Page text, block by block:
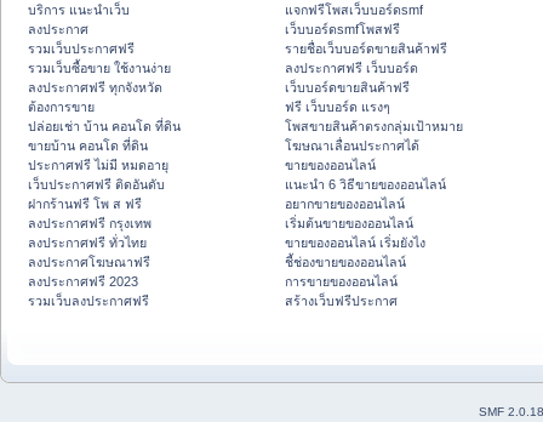
บริการ แนะนำเว็บ
ลงประกาศ
รวมเว็บประกาศฟรี
รวมเว็บซื้อขาย ใช้งานง่าย
ลงประกาศฟรี ทุกจังหวัด
ต้องการขาย
ปล่อยเช่า บ้าน คอนโด ที่ดิน
ขายบ้าน คอนโด ที่ดิน
ประกาศฟรี ไม่มี หมดอายุ
เว็บประกาศฟรี ติดอันดับ
ฝากร้านฟรี โพ ส ฟรี
ลงประกาศฟรี กรุงเทพ
ลงประกาศฟรี ทั่วไทย
ลงประกาศโฆษณาฟรี
ลงประกาศฟรี 2023
รวมเว็บลงประกาศฟรี
แจกฟรีโพสเว็บบอร์ดsmf
เว็บบอร์ดsmfโพสฟรี
รายชื่อเว็บบอร์ดขายสินค้าฟรี
ลงประกาศฟรี เว็บบอร์ด
เว็บบอร์ดขายสินค้าฟรี
ฟรี เว็บบอร์ด แรงๆ
โพสขายสินค้าตรงกลุ่มเป้าหมาย
โฆษณาเลื่อนประกาศได้
ขายของออนไลน์
แนะนำ 6 วิธีขายของออนไลน์
อยากขายของออนไลน์
เริ่มต้นขายของออนไลน์
ขายของออนไลน์ เริ่มยังไง
ชี้ช่องขายของออนไลน์
การขายของออนไลน์
สร้างเว็บฟรีประกาศ
SMF 2.0.18